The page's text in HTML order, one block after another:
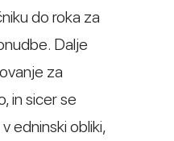
do roka za
Dalje
za
in sicer se
edninski obliki,